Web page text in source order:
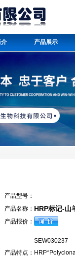
产品展示
产品型号：
产品名称： HRP标记-山
产品报价：
产品特点：
SEW030237